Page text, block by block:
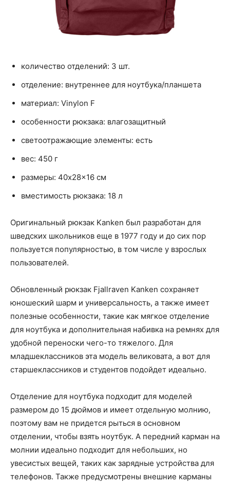
количество отделений: 3 шт.
отделение: внутреннее для ноутбука/планшета
материал: Vinylon F
особенности рюкзака: влагозащитный
светоотражающие элементы: есть
вес: 450 г
размеры: 40x28x16 см
вместимость рюкзака: 18 л
Оригинальный рюкзак Kanken был разработан для
шведских школьников еще в 1977 году и до сих пор
пользуется популярностью, в том числе у взрослых
пользователей.
Обновленный рюкзак Fjallraven Kanken сохраняет
юношеский шарм и универсальность, а также имеет
полезные особенности, такие как мягкое отделение
для ноутбука и дополнительная набивка на ремнях для
удобной переноски чего-то тяжелого. Для
младшеклассников эта модель великовата, а вот для
старшеклассников и студентов подойдет идеально.
Отделение для ноутбука подходит для моделей
размером до 15 дюймов и имеет отдельную молнию,
поэтому вам не придется рыться в основном
отделении, чтобы взять ноутбук. А передний карман на
молнии идеально подходит для небольших, но
увесистых вещей, таких как зарядные устройства для
телефонов. Также предусмотрены внешние карманы